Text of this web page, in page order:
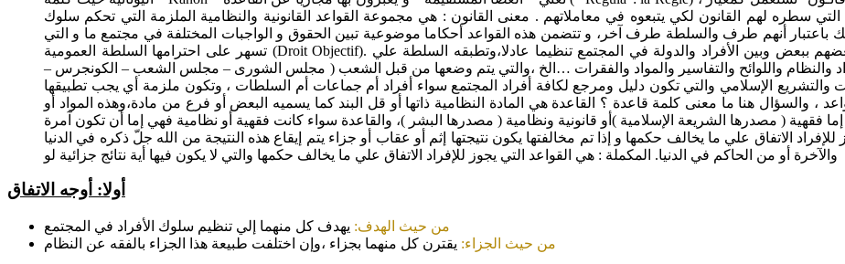
سطره لهم القانون لكي يتبعوه في معاملاتهم . معنى القانون : هي مجموعة القواعد القانونية والنظامية الملزمة التي تحكم سلوك
باعتبار أنهم طرف والسلطة طرف آخر، و تتضمن هذه القواعد أحكاما موضوعية تبين الحقوق و الواجبات المختلفة في مجتمع ما و التي
تسهر على احترامها السلطة العمومية (Droit Objectif). وفي تعريف آخر: هي قواعد عامه مجردة تنظم سلوك الأفراد بعضهم ببعض وبين الأفراد والدولة في المجتمع تنظيما عادلا،وتطبقه السلطة علي
والنظام واللوائح والتفاسير والمواد والفقرات …الخ ،والتي يتم وضعها من قبل الشعب ( مجلس الشورى – مجلس الشعب – الكونجرس –
الإسلامي والتي تكون دليل ومرجع لكافة أفراد المجتمع سواء أفراد أم جماعات أم السلطات ، وتكون ملزمة أي يجب تطبيقها
والسؤال هنا ما معنى كلمة قاعدة ؟ القاعدة هي المادة النظامية ذاتها أو قل البند كما يسميه البعض أو فرع من مادة،وهذه المواد أو
إما فقهية ( مصدرها الشريعة الإسلامية )أو قانونية ونظامية ( مصدرها البشر )، والقاعدة سواء كانت فقهية أو نظامية فهي إما أن تكون آمرة
الاتفاق علي ما يخالف حكمها و إذا تم مخالفتها يكون نتيجتها إثم أو عقاب أو جزاء يتم إيقاع هذه النتيجة من الله جلّ ذكره في الدنيا
والآخرة أو من الحاكم في الدنيا. المكملة : هي القواعد التي يجوز للإفراد الاتفاق علي ما يخالف حكمها والتي لا يكون فيها أية نتائج جزائية لو
أولا: أوجه الاتفاق
من حيث الهدف: يهدف كل منهما إلي تنظيم سلوك الأفراد في المجتمع
من حيث الجزاء: يقترن كل منهما بجزاء ،وإن اختلفت طبيعة هذا الجزاء بالفقه عن النظام